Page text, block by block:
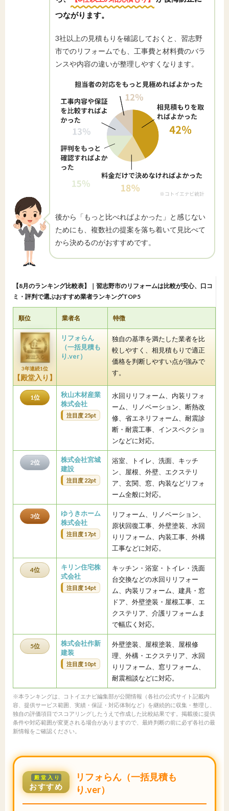
つながります。
3社以上の見積もりを確認しておくと、習志野
市でのリフォームでも、工事費と材料費のバラ
ンスや内容の違いが整理しやすくなります。
後から「もっと比べればよかった」と感じない
ためにも、複数社の提案を落ち着いて見比べて
から決めるのがおすすめです。
【8月のランキング比較表】｜習志野市のリフォームは比較が安心、口コ
ミ・評判で選ぶおすすめ業者ランキングTOP5
順位 業者名 特徴
3年連続1位
【殿堂入り】
リフォらん
（一括見積も
り.ver）
独自の基準を満たした業者を比
較しやすく、相見積もりで適正
価格を判断しやすい点が強みで
す。
1位
秋山木材産業
株式会社
注目度 25pt
水回りリフォーム、内装リフォ
ーム、リノベーション、断熱改
修、省エネリフォーム、耐震診
断・耐震工事、インスペクショ
ンなどに対応。
2位
株式会社宮城
建設
注目度 22pt
浴室、トイレ、洗面、キッチ
ン、屋根、外壁、エクステリ
ア、玄関、窓、内装などリフォ
ーム全般に対応。
3位
ゆうきホーム
株式会社
注目度 17pt
リフォーム、リノベーション、
原状回復工事、外壁塗装、水回
りリフォーム、内装工事、外構
工事などに対応。
4位
キリン住宅株
式会社
注目度 14pt
キッチン・浴室・トイレ・洗面
台交換などの水回りリフォー
ム、内装リフォーム、建具・窓
ドア、外壁塗装・屋根工事、エ
クステリア、介護リフォームま
で幅広く対応。
5位
株式会社作新
建装
注目度 10pt
外壁塗装、屋根塗装、屋根修
理、外構・エクステリア、水回
りリフォーム、窓リフォーム、
耐震相談などに対応。
※本ランキングは、コトイエナビ編集部が公開情報（各社の公式サイト記載内
容、提供サービス範囲、実績・保証・対応体制など）を継続的に収集・整理し、
独自の評価項目でスコアリングしたうえで作成した比較結果です。掲載後に提供
条件や対応範囲が変更される場合がありますので、最終判断の前に必ず各社の最
新情報をご確認ください。
殿堂入り
おすすめ
リフォらん（一括見積も
り.ver）